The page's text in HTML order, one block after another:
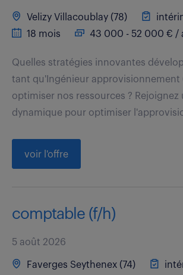
Velizy Villacoublay (78)
18 mois
43 000 - 52 000 € /
Quelles stratégies innovantes
tant qu'Ingénieur approvisionnement
optimiser nos ressources ? Rejoignez
dynamique pour optimiser
voir l'offre
comptable (f/h)
5 août 2026
Faverges Seythenex (74)